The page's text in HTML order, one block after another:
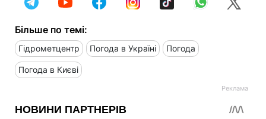
Більше по темі:
Гідрометцентр Погода в Україні Погода
Погода в Києві